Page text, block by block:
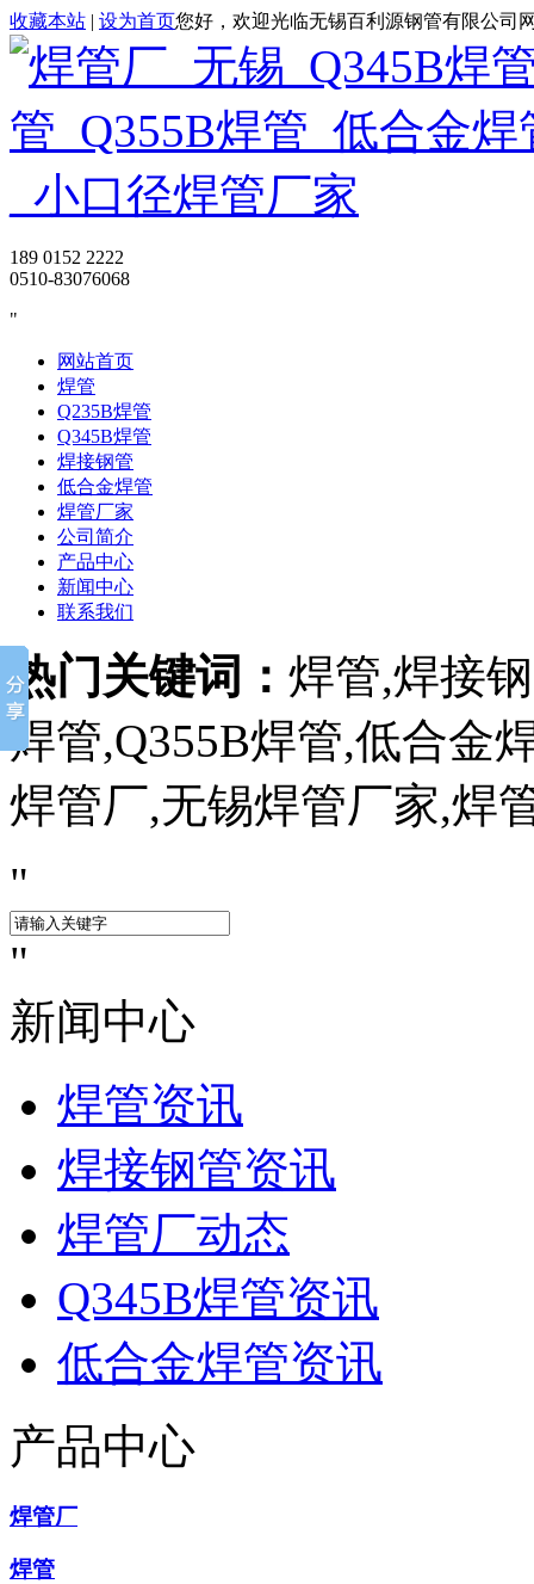
收藏本站 | 设为首页您好，欢迎光临无锡百利源钢管有限公司
189 0152 2222
0510-83076068
网站首页
焊管
Q235B焊管
Q345B焊管
焊接钢管
低合金焊管
焊管厂家
公司简介
产品中心
新闻中心
联系我们
热门关键词： 焊管,焊接
焊管,Q355B焊管,低合金
焊管厂,无锡焊管厂家,焊
新闻中心
焊管资讯
焊接钢管资讯
焊管厂动态
Q345B焊管资讯
低合金焊管资讯
产品中心
焊管厂
焊管